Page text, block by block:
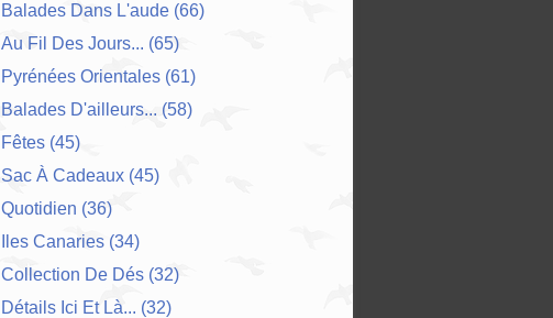
Balades Dans L'aude (66)
Au Fil Des Jours... (65)
Pyrénées Orientales (61)
Balades D'ailleurs... (58)
Fêtes (45)
Sac À Cadeaux (45)
Quotidien (36)
Iles Canaries (34)
Collection De Dés (32)
Détails Ici Et Là... (32)